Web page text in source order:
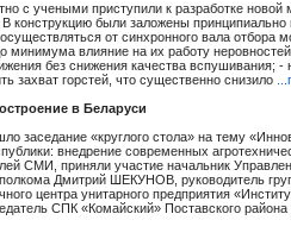
с учеными приступили к разработке
конструкцию были заложены
от синхронного вала отбора
минимума влияние на их работу неровностей
без снижения качества вспушивания;
захват горстей, что существенно снизило
в Беларуси
заседание «круглого стола» на тему
внедрение современных
СМИ, приняли участие начальник
Дмитрий ШЕКУНОВ, руководитель
центра унитарного предприятия
СПК «Комайский» Поставского района